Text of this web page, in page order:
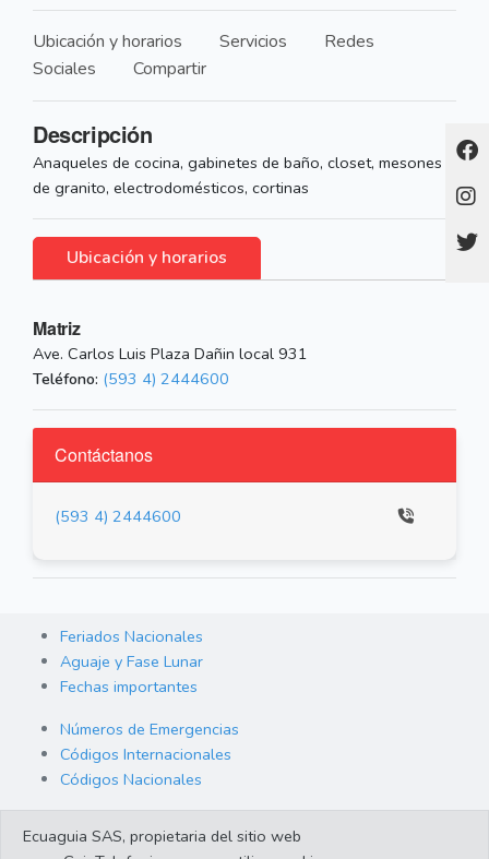
Ubicación y horarios Servicios
Redes
Sociales
Compartir
Descripción
Anaqueles de cocina, gabinetes de baño, closet, mesones
de granito, electrodomésticos, cortinas
Ubicación y horarios
Matriz
Ave. Carlos Luis Plaza Dañin local 931
Teléfono: (593 4) 2444600
Contáctanos
(593 4) 2444600
Feriados Nacionales
Aguaje y Fase Lunar
Fechas importantes
Números de Emergencias
Códigos Internacionales
Códigos Nacionales
Cambio de Divisas
Ecuaguia SAS, propietaria del sitio web